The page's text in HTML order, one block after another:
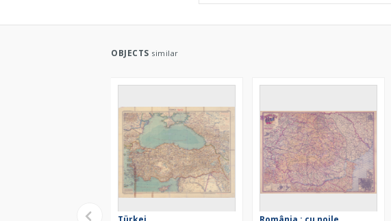
OBJECTS similar